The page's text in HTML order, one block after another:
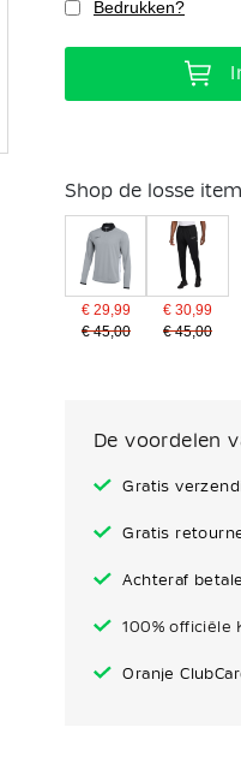
Bedrukken?
Shop de losse
€ 29,99
€ 45,00
€ 30,99
€ 45,00
De voordelen
Gratis
Gratis
Achteraf
100% officiële
Oranje